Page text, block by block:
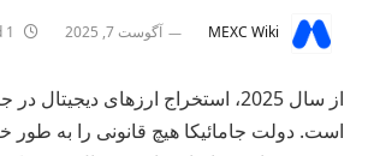
MEXC Wiki آگوست 7, 2025
از سال 2025، استخراج ارزهای دیجیتال
است. دولت جامائیکا هیچ قانونی را به طور